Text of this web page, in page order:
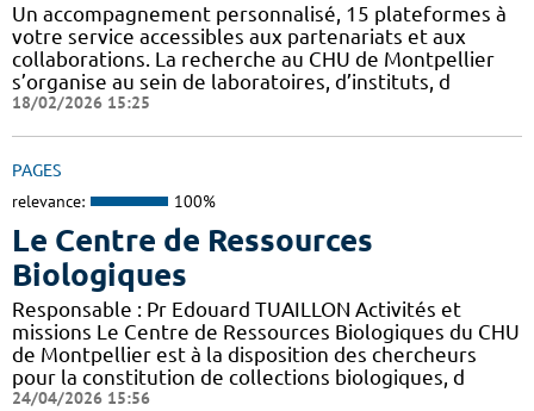
Un accompagnement personnalisé, 15 plateformes à
votre service accessibles aux partenariats et aux
collaborations. La recherche au CHU de Montpellier
s’organise au sein de laboratoires, d’instituts, d
18/02/2026 15:25
PAGES
relevance: 100%
Le Centre de Ressources
Biologiques
Responsable : Pr Edouard TUAILLON Activités et
missions Le Centre de Ressources Biologiques du CHU
de Montpellier est à la disposition des chercheurs
pour la constitution de collections biologiques, d
24/04/2026 15:56